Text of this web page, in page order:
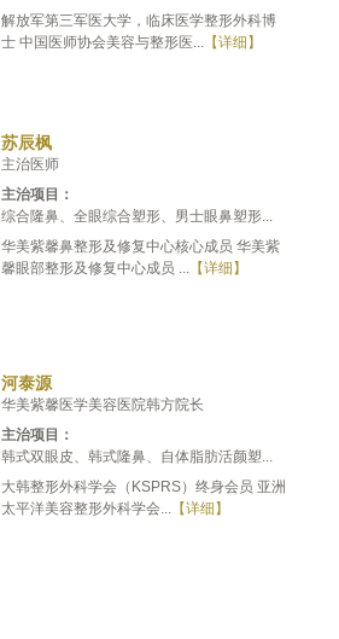
解放军第三军医大学，临床医学整形外科博
士 中国医师协会美容与整形医... 【详细】
苏辰枫
主治医师
主治项目：
综合隆鼻、全眼综合塑形、男士眼鼻塑形...
华美紫馨鼻整形及修复中心核心成员 华美紫
馨眼部整形及修复中心成员 ... 【详细】
河泰源
华美紫馨医学美容医院韩方院长
主治项目：
韩式双眼皮、韩式隆鼻、自体脂肪活颜塑...
大韩整形外科学会（KSPRS）终身会员 亚洲
太平洋美容整形外科学会...
【详细】